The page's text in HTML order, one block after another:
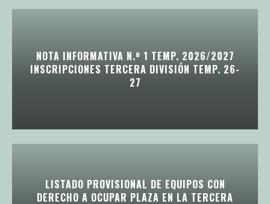
NOTA INFORMATIVA N.º 1 TEMP. 2026/2027
INSCRIPCIONES TERCERA DIVISIÓN TEMP. 26-
27
LISTADO PROVISIONAL DE EQUIPOS CON
DERECHO A OCUPAR PLAZA EN LA TERCERA